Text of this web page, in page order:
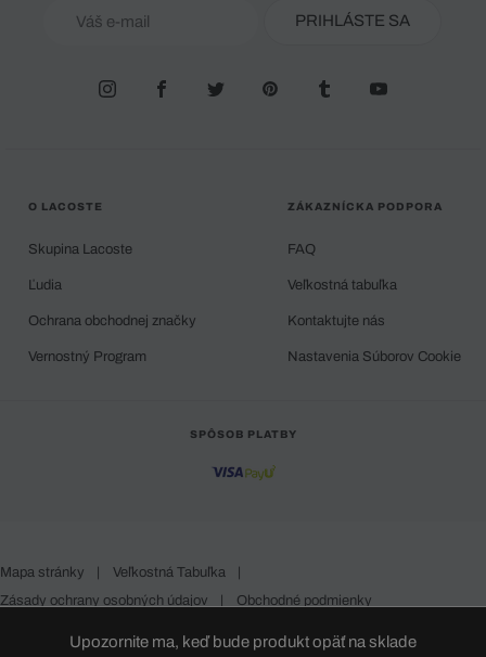
Upozornite ma, keď bude produkt opäť na sklade
PRIHLÁSTE SA
O LACOSTE
Skupina Lacoste
Ľudia
Ochrana obchodnej značky
Vernostný Program
ZÁKAZNÍCKA PODPORA
FAQ
Veľkostná tabuľka
Kontaktujte nás
Nastavenia Súborov Cookie
SPÔSOB PLATBY
Mapa stránky | Veľkostná Tabuľka
|
Zásady ochrany osobných údajov
| Obchodné podmienky